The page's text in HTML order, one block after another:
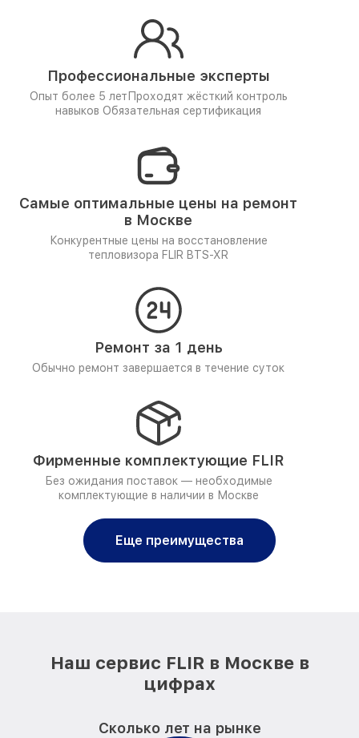
Профессиональные эксперты
Опыт более 5 лет Проходят жёсткий контроль
навыков Обязательная сертификация
Самые оптимальные цены на ремонт
в Москве
Конкурентные цены на восстановление
тепловизора FLIR BTS-XR
Ремонт за 1 день
Обычно ремонт завершается в течение суток
Фирменные комплектующие FLIR
Без ожидания поставок — необходимые
комплектующие в наличии в Москве
Еще преимущества
Наш сервис FLIR в Москве в
цифрах
Сколько лет на рынке